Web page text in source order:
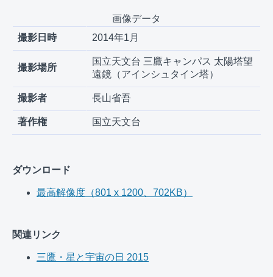
撮影日時 2014年1月
撮影場所
国立天文台 三鷹キャンパス 太陽塔望
遠鏡（アインシュタイン塔）
撮影者 長山省吾
著作権 国立天文台
画像データ
ダウンロード
最高解像度（801 x 1200、702KB）
関連リンク
三鷹・星と宇宙の日 2015